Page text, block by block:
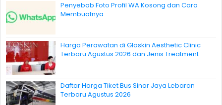
Penyebab Foto Profil WA Kosong dan Cara
Membuatnya
Harga Perawatan di Gloskin Aesthetic Clinic
Terbaru Agustus 2026 dan Jenis Treatment
Daftar Harga Tiket Bus Sinar Jaya Lebaran
Terbaru Agustus 2026